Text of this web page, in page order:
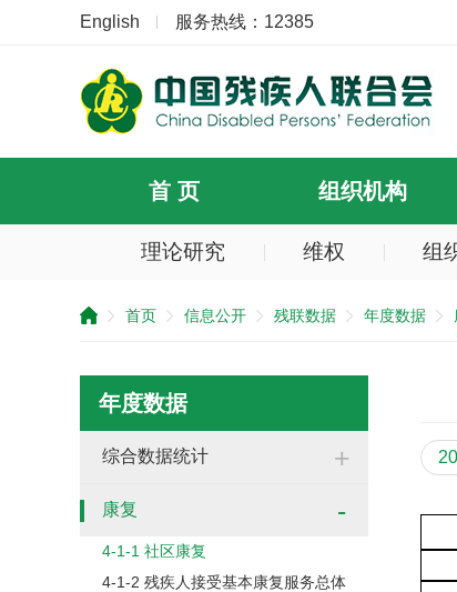
English 服务热线：12385
首 页 组织机构
理论研究 维权 组
首页 信息公开 残联数据 年度数据
年度数据
综合数据统计 +
康复 -
4-1-1 社区康复
4-1-2 残疾人接受基本康复服务总体